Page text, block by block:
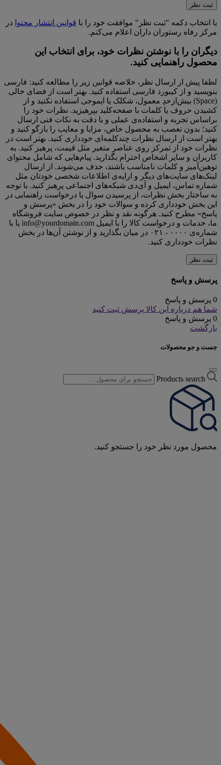
با انتخاب دکمه "ثبت نظر" موافقت خود را با قوانین انتشار محتوا در
مرکز رفاه رستوران داران اعلام می‌کنم.
دیگران را با نوشتن نظرات خود، برای انتخاب این
محصول راهنمایی کنید.
لطفا پیش از ارسال نظر، خلاصه قوانین زیر را مطالعه کنید: فارسی
بنویسید و از کیبورد فارسی استفاده کنید. بهتر است از فضای خالی
(Space) بیش‌از‌حدِ معمول، شکلک یا ایموجی استفاده نکنید و از
کشیدن حروف یا کلمات با صفحه‌کلید بپرهیزید. نظرات خود را
براساس تجربه و استفاده‌ی عملی و با دقت به نکات فنی ارسال
کنید؛ بدون تعصب به محصول خاص، مزایا و معایب را بازگو کنید و
بهتر است از ارسال نظرات چندکلمه‌‌ای خودداری کنید. بهتر است در
نظرات خود از تمرکز روی عناصر متغیر مثل قیمت، پرهیز کنید. به
کاربران و سایر اشخاص احترام بگذارید. پیام‌هایی که شامل محتوای
توهین‌آمیز و کلمات نامناسب باشند، حذف می‌شوند. از ارسال
لینک‌های سایت‌های دیگر و ارایه‌ی اطلاعات شخصی خودتان مثل
شماره تماس، ایمیل و آی‌دی شبکه‌های اجتماعی پرهیز کنید. با توجه
به ساختار بخش نظرات، از پرسیدن سوال یا درخواست راهنمایی در
این بخش خودداری کرده و سوالات خود را در بخش «پرسش و
پاسخ» مطرح کنید. هرگونه نقد و نظر در خصوص سایت فروشگاه
ما، خدمات و درخواست کالا را با ایمیل info@yourdomain.com یا با
شماره‌ی ۰۰۰۰ - ۰۲۱ در میان بگذارید و از نوشتن آن‌ها در بخش
نظرات خودداری کنید.
ثبت نظر
پرسش و پاسخ
0 پرسش و پاسخ
شما هم درباره این کالا پرسش ثبت کنید
0 پرسش و پاسخ
بازگشت
جست و جو محصولات
Products search
محصول مورد نظر خود را جستجو کنید.